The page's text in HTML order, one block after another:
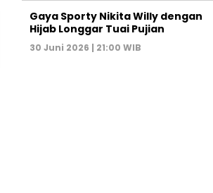
Gaya Sporty Nikita Willy dengan
Hijab Longgar Tuai Pujian
30 Juni 2026 | 21:00 WIB